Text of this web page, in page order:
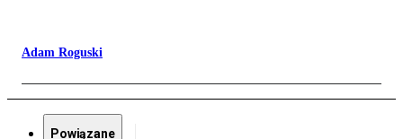
Adam Roguski
Powiązane